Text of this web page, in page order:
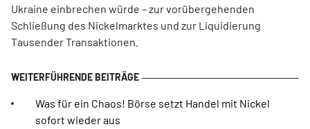
Ukraine einbrechen würde – zur vorübergehenden
Schließung des Nickelmarktes und zur Liquidierung
Tausender Transaktionen.
Was für ein Chaos! Börse setzt Handel mit Nickel
sofort wieder aus